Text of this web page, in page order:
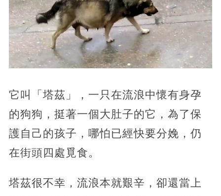
它叫「塔茲」，一只在流浪中懷有身孕
的狗狗，挺著一個大肚子的它，為了保
護自己的孩子，哪怕已經快要分娩，仍
在街頭四處覓食。
塔茲很不幸，流浪本就艱辛，卻還當上